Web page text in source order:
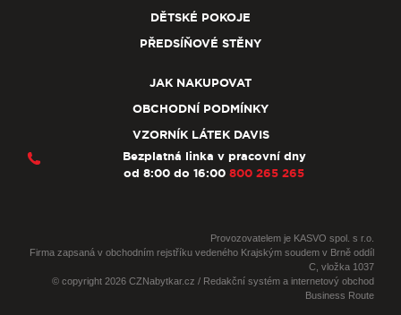
DĚTSKÉ POKOJE
PŘEDSÍŇOVÉ STĚNY
JAK NAKUPOVAT
OBCHODNÍ PODMÍNKY
VZORNÍK LÁTEK DAVIS
Bezplatná linka v pracovní dny
od 8:00 do 16:00 800 265 265
Provozovatelem je KASVO spol. s r.o.
Firma zapsaná v obchodním rejstříku vedeného Krajským soudem v Brně oddíl
C, vložka 1037
© copyright 2026 CZNabytkar.cz / Redakční systém a internetový obchod
Business Route